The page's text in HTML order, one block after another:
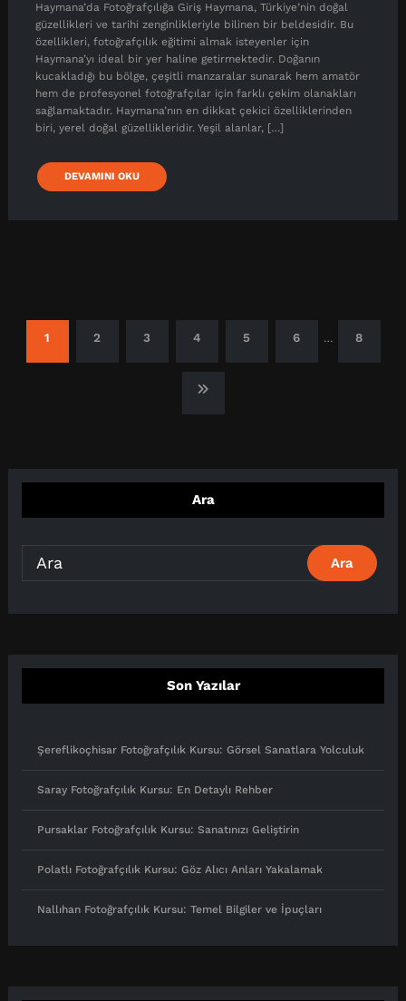
Haymana’da Fotoğrafçılığa Giriş Haymana, Türkiye’nin doğal
güzellikleri ve tarihi zenginlikleriyle bilinen bir beldesidir. Bu
özellikleri, fotoğrafçılık eğitimi almak isteyenler için
Haymana’yı ideal bir yer haline getirmektedir. Doğanın
kucakladığı bu bölge, çeşitli manzaralar sunarak hem amatör
hem de profesyonel fotoğrafçılar için farklı çekim olanakları
sağlamaktadır. Haymana’nın en dikkat çekici özelliklerinden
biri, yerel doğal güzellikleridir. Yeşil alanlar, […]
DEVAMINI OKU
Yazı
sayfalandırması
1 2 3 4 5 6 … 8
Ara
Son Yazılar
Şereflikoçhisar Fotoğrafçılık Kursu: Görsel Sanatlara Yolculuk
Saray Fotoğrafçılık Kursu: En Detaylı Rehber
Pursaklar Fotoğrafçılık Kursu: Sanatınızı Geliştirin
Polatlı Fotoğrafçılık Kursu: Göz Alıcı Anları Yakalamak
Nallıhan Fotoğrafçılık Kursu: Temel Bilgiler ve İpuçları